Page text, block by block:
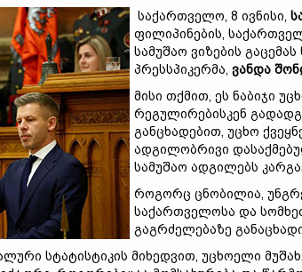
საქართველო, 8 ივნისი,
ფილიპინების,
სამუშაო ვიზების
პრესსპიკერმა, ვანდა
მისი თქმით, ეს ნაბიჯი
რეგულირებისკენ
განცხადებით, უცხო
ადგილობრივი
სამუშაო ადგილებს
როგორც ცნობილია,
საქართველოსა და
გაგრძელებაზე
სტატისტიკის მიხედვით, უცხოელი